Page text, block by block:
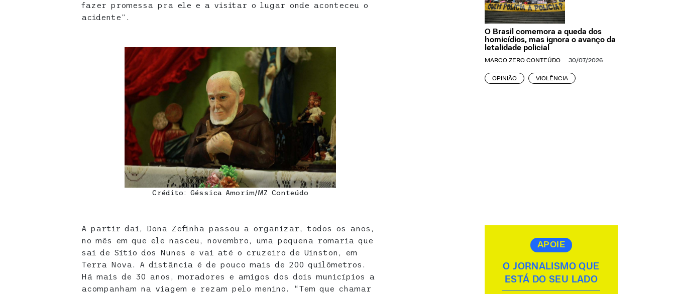
fazer promessa pra ele e a visitar o lugar onde aconteceu o
acidente”.
Crédito: Géssica Amorim/MZ Conteúdo
A partir daí, Dona Zefinha passou a organizar, todos os anos,
no mês em que ele nasceu, novembro, uma pequena romaria que
sai de Sítio dos Nunes e vai até o cruzeiro de Uinston, em
Terra Nova. A distância é de pouco mais de 200 quilômetros.
Há mais de 30 anos, moradores e amigos dos dois municípios a
acompanham na viagem e rezam pelo menino. “Tem que chamar
O Brasil comemora a queda dos
homicídios, mas ignora o avanço da
letalidade policial
MARCO ZERO CONTEÚDO 30/07/2026
OPINIÃO VIOLÊNCIA
APOIE
O JORNALISMO QUE
ESTÁ DO SEU LADO